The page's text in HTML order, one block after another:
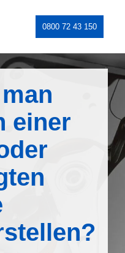
0800 72 43 150
einer